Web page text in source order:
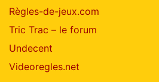
Règles-de-jeux.com
Tric Trac – le forum
Undecent
Videoregles.net